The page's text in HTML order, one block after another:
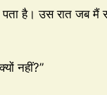
है। उस रात जब मैं
नहीं?”